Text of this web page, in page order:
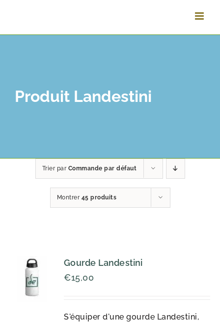
contenu
Produit Landestini
Trier par Commande par défaut
Montrer 45 produits
Gourde Landestini
€15,00
S'équiper d'une gourde Landestini,